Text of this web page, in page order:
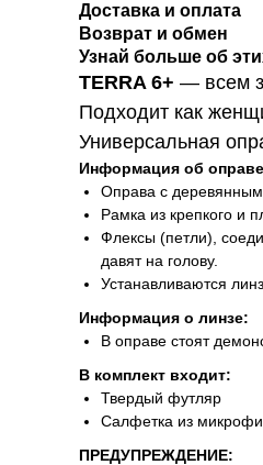
Доставка и оплата
Возврат и обмен
Узнай больше об
TERRA 6+ — всем
Подходит как
Универсальная
Информация об
Оправа с
Рамка из крепкого и
Флексы (петли),
давят на голову.
Устанавливаются
Информация о линзе:
В оправе стоят
В комплект входит:
Твердый футляр
Салфетка из
ПРЕДУПРЕЖДЕНИЕ: